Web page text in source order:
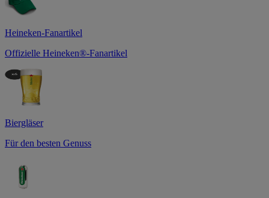
Heineken-Fanartikel
Offizielle Heineken®-Fanartikel
Biergläser
Für den besten Genuss